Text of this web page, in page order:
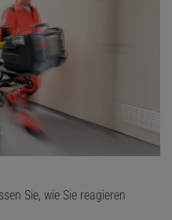
Sie, wie Sie reagieren